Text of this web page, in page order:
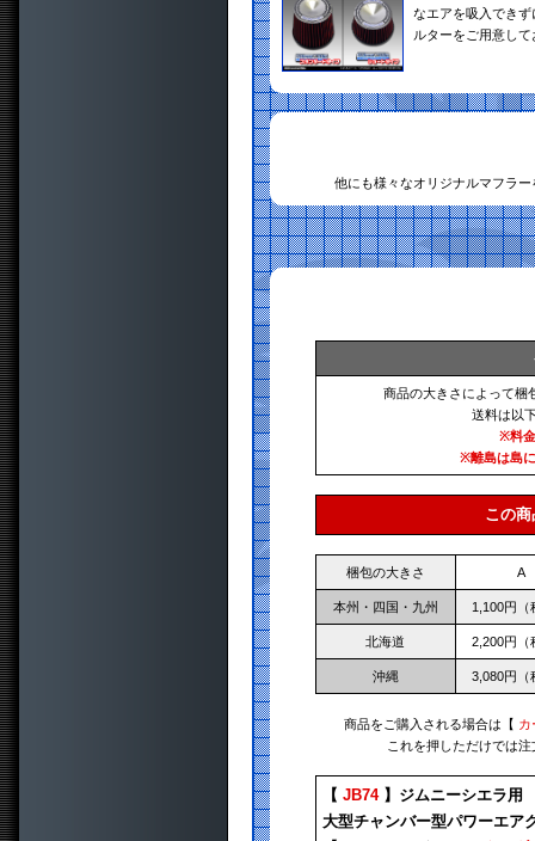
なエアを吸入でき
ルターをご用意し
他にも様々なオリジナルマフラ
商品の大きさによって梱
送料は以
※料
※離島は島
この
梱包の大きさ A
本州・四国・九州 1,100円（
北海道 2,200円（
沖縄 3,080円（
商品をご購入される場合は【 カ
これを押しただけでは
【 JB74】ジムニーシエラ用
大型チャンバー型パワーエア